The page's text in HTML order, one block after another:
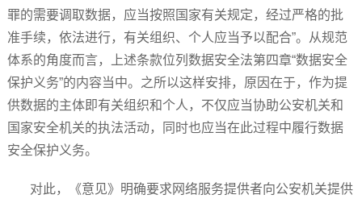
罪的需要调取数据，应当按照国家有关规定，经过严格的批
准手续，依法进行，有关组织、个人应当予以配合”。从规范
体系的角度而言，上述条款位列数据安全法第四章“数据安全
保护义务”的内容当中。之所以这样安排，原因在于，作为提
供数据的主体即有关组织和个人，不仅应当协助公安机关和
国家安全机关的执法活动，同时也应当在此过程中履行数据
安全保护义务。
对此，《意见》明确要求网络服务提供者向公安机关提供